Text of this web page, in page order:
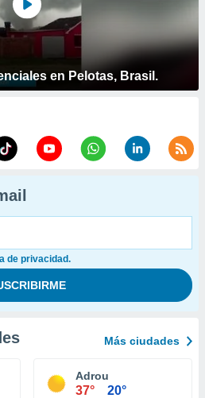
en Pelotas, Brasil.
de privacidad.
Más ciudades
Adrou
37° 20°